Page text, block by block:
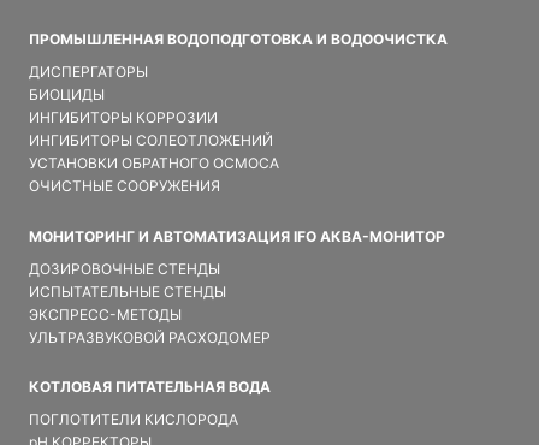
ПРОМЫШЛЕННАЯ ВОДОПОДГОТОВКА И ВОДООЧИСТКА
ДИСПЕРГАТОРЫ
БИОЦИДЫ
ИНГИБИТОРЫ КОРРОЗИИ
ИНГИБИТОРЫ СОЛЕОТЛОЖЕНИЙ
УСТАНОВКИ ОБРАТНОГО ОСМОСА
ОЧИСТНЫЕ СООРУЖЕНИЯ
МОНИТОРИНГ И АВТОМАТИЗАЦИЯ IFO АКВА-МОНИТОР
ДОЗИРОВОЧНЫЕ СТЕНДЫ
ИСПЫТАТЕЛЬНЫЕ СТЕНДЫ
ЭКСПРЕСС-МЕТОДЫ
УЛЬТРАЗВУКОВОЙ РАСХОДОМЕР
КОТЛОВАЯ ПИТАТЕЛЬНАЯ ВОДА
ПОГЛОТИТЕЛИ КИСЛОРОДА